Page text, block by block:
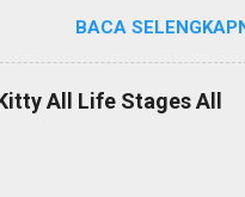
Tree Furniture, Cat
lain-lain. Beberapa produk
Surya ini, ada Arthacat Cat
Stratcher, dan masih
produk sandbox atau litter
BACA
All Life Stages All